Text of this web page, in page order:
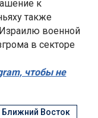
к
также
военной
в секторе
чтобы не
Ближний Восток